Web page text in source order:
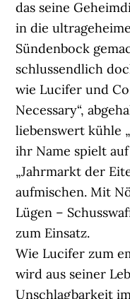
das seine
in die
Sündenbock
schlussendlich
wie Lucifer und
Necessary“,
liebenswert kühle
ihr Name spielt
„Jahrmarkt der
aufmischen. Mit
Lügen –
zum Einsatz.
Wie Lucifer zum
wird aus seiner
Unschlagbarkeit